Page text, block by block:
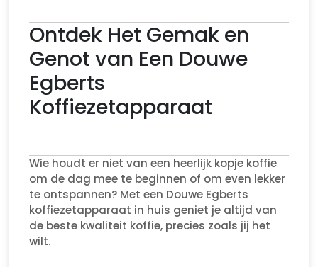
Ontdek Het Gemak en
Genot van Een Douwe
Egberts
Koffiezetapparaat
Wie houdt er niet van een heerlijk kopje koffie
om de dag mee te beginnen of om even lekker
te ontspannen? Met een Douwe Egberts
koffiezetapparaat in huis geniet je altijd van
de beste kwaliteit koffie, precies zoals jij het
wilt.